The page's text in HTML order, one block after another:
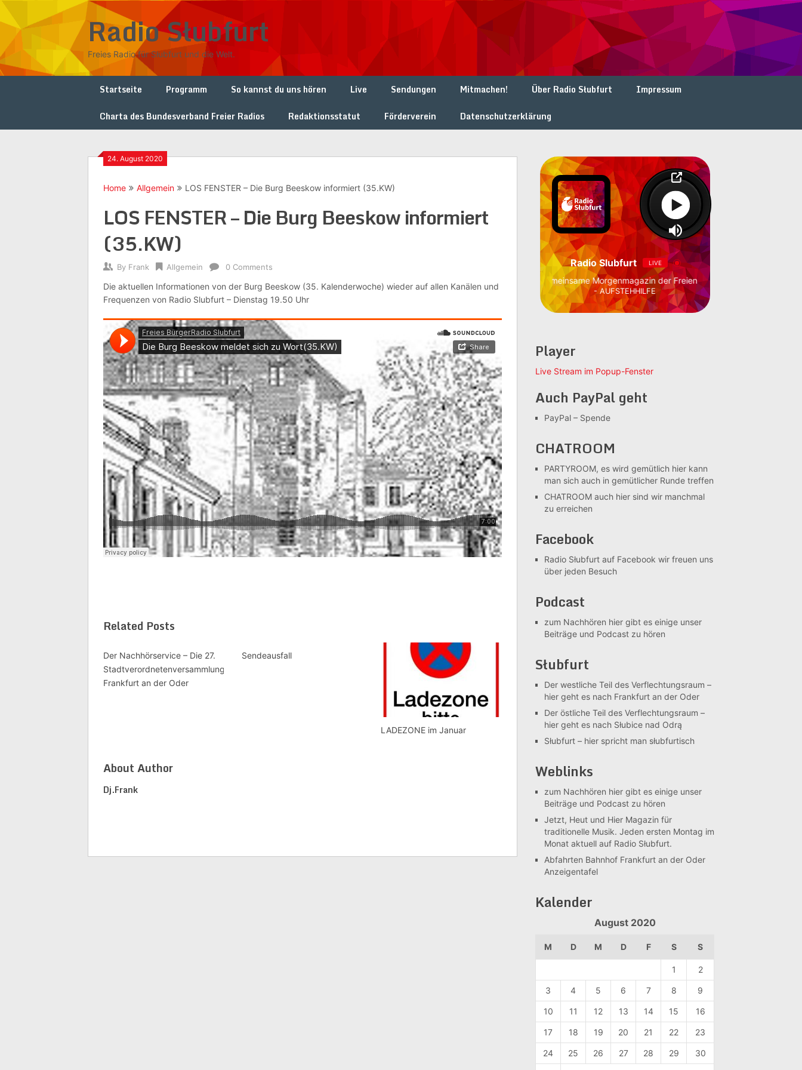
Skip
to
content
Radio Słubfurt
Freies Radio für Słubfurt und die Welt.
Startseite Programm So kannst du uns hören Live Sendungen Mitmachen! Über Radio Słubfurt
Impressum
Charta des Bundesverband Freier Radios
Redaktionsstatut Förderverein Datenschutzerklärung
24. August 2020
Home Allgemein LOS FENSTER – Die Burg Beeskow informiert (35.KW)
LOS FENSTER – Die Burg Beeskow informiert
(35.KW)
By Frank Allgemein 0 Comments
Die aktuellen Informationen von der Burg Beeskow (35. Kalenderwoche) wieder auf allen Kanälen und
Frequenzen von Radio Slubfurt – Dienstag 19.50 Uhr
Related Posts
Der Nachhörservice – Die 27.
Stadtverordnetenversammlung
Frankfurt an der Oder
Sendeausfall
LADEZONE im Januar
About Author
Dj.frank
Radio Slubfurt LIVE
Das gemeinsame Morgenmagazin der Freien Radios
- AUFSTEHHILFE
Player
Live Stream im Popup-Fenster
Auch PayPal geht
PayPal – Spende
CHATROOM
PARTYROOM, es wird gemütlich hier kann
man sich auch in gemütlicher Runde treffen
CHATROOM auch hier sind wir manchmal
zu erreichen
Facebook
Radio Słubfurt auf Facebook wir freuen uns
über jeden Besuch
Podcast
zum Nachhören hier gibt es einige unser
Beiträge und Podcast zu hören
Słubfurt
Der westliche Teil des Verflechtungsraum –
hier geht es nach Frankfurt an der Oder
Der östliche Teil des Verflechtungsraum –
hier geht es nach Słubice nad Odrą
Słubfurt – hier spricht man słubfurtisch
Weblinks
zum Nachhören hier gibt es einige unser
Beiträge und Podcast zu hören
Jetzt, Heut und Hier Magazin für
traditionelle Musik. Jeden ersten Montag im
Monat aktuell auf Radio Słubfurt.
Abfahrten Bahnhof Frankfurt an der Oder
Anzeigentafel
Kalender
August 2020
M D M D F S S
1 2
3 4 5 6 7 8 9
10 11 12 13 14 15 16
17 18 19 20 21 22 23
24 25 26 27 28 29 30